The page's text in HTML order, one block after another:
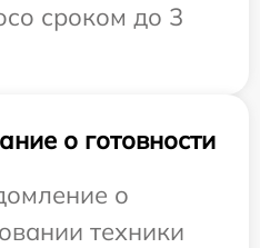
сроком до 3
о готовности
о
техники